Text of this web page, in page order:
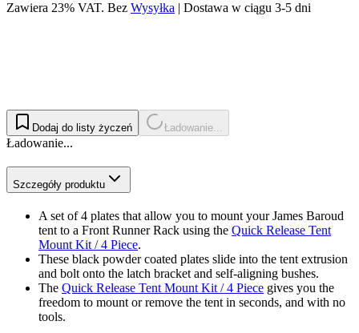
Zawiera 23% VAT. Bez Wysyłka | Dostawa w ciągu 3-5 dni
Dodaj do listy życzeń Ładowanie...
Ładowanie...
Szczegóły produktu
A set of 4 plates that allow you to mount your James Baroud
tent to a Front Runner Rack using the Quick Release Tent
Mount Kit / 4 Piece.
These black powder coated plates slide into the tent extrusion
and bolt onto the latch bracket and self-aligning bushes.
The Quick Release Tent Mount Kit / 4 Piece gives you the
freedom to mount or remove the tent in seconds, and with no
tools.